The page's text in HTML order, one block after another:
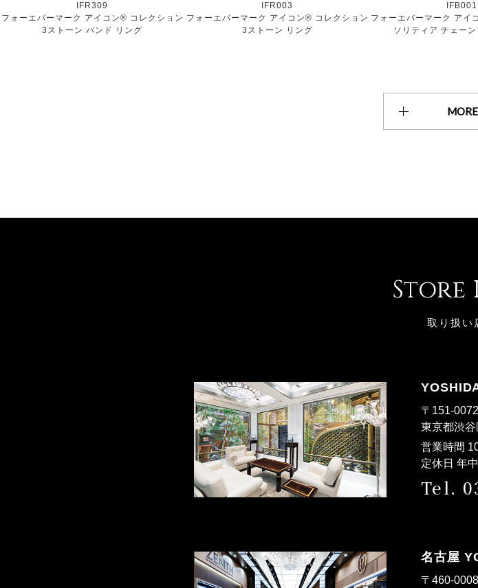
IFR309
フォーエバーマーク アイコン® コレクション
3ストーン バンド リング
IFR003
フォーエバーマーク アイコン® コレクション
3ストーン リング
IFB001
フォーエバーマーク アイ
ソリティア チェーン
MORE
Store
取り扱い
〒151-0072
東京都渋
営業時間
定休日 年
Tel.
名古屋
〒460-0008